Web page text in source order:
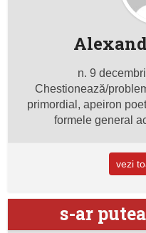
n. 9
Chestionează/
primordial, apeiron
formele general
vezi
s-ar